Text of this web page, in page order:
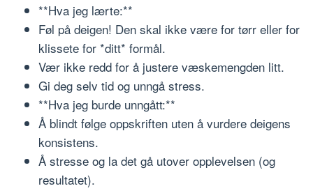
**Hva jeg lærte:**
Føl på deigen! Den skal ikke være for tørr eller for
klissete for *ditt* formål.
Vær ikke redd for å justere væskemengden litt.
Gi deg selv tid og unngå stress.
**Hva jeg burde unngått:**
Å blindt følge oppskriften uten å vurdere deigens
konsistens.
Å stresse og la det gå utover opplevelsen (og
resultatet).